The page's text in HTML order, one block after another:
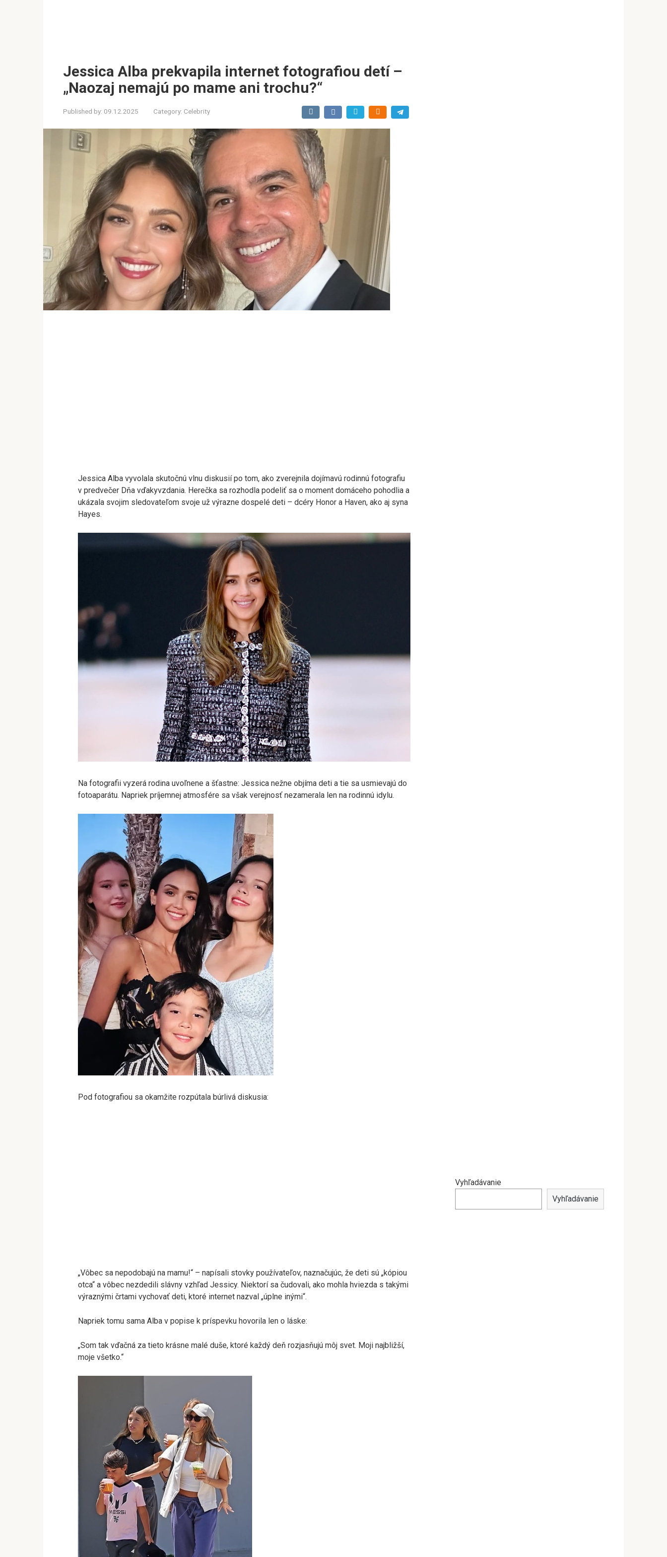
Jessica Alba prekvapila internet fotografiou detí –
„Naozaj nemajú po mame ani trochu?“
Published by: 09.12.2025 Category: Celebrity
Jessica Alba vyvolala skutočnú vlnu diskusií po tom, ako zverejnila dojímavú rodinnú fotografiu
v predvečer Dňa vďakyvzdania. Herečka sa rozhodla podeliť sa o moment domáceho pohodlia a
ukázala svojim sledovateľom svoje už výrazne dospelé deti – dcéry Honor a Haven, ako aj syna
Hayes.
Na fotografii vyzerá rodina uvoľnene a šťastne: Jessica nežne objíma deti a tie sa usmievajú do
fotoaparátu. Napriek príjemnej atmosfére sa však verejnosť nezamerala len na rodinnú idylu.
Pod fotografiou sa okamžite rozpútala búrlivá diskusia:
„Vôbec sa nepodobajú na mamu!“ – napísali stovky používateľov, naznačujúc, že deti sú „kópiou
otca“ a vôbec nezdedili slávny vzhľad Jessicy. Niektorí sa čudovali, ako mohla hviezda s takými
výraznými črtami vychovať deti, ktoré internet nazval „úplne inými“.
Napriek tomu sama Alba v popise k príspevku hovorila len o láske:
„Som tak vďačná za tieto krásne malé duše, ktoré každý deň rozjasňujú môj svet. Moji najbližší,
moje všetko.“
Vyhľadávanie
Vyhľadávanie